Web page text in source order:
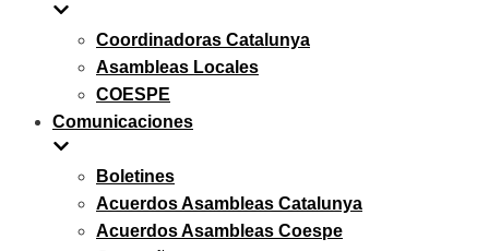
Coordinadoras Catalunya
Asambleas Locales
COESPE
Comunicaciones
Boletines
Acuerdos Asambleas Catalunya
Acuerdos Asambleas Coespe